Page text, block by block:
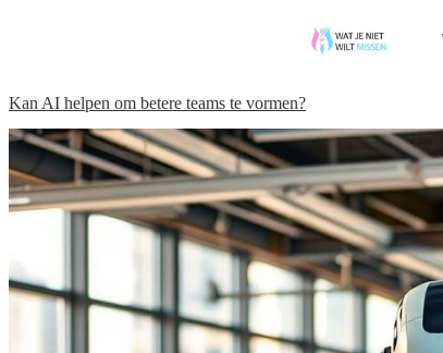
Kan AI helpen om betere teams te vormen?